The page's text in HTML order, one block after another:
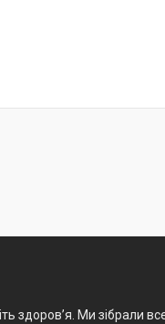
здоров’я. Ми зібрали